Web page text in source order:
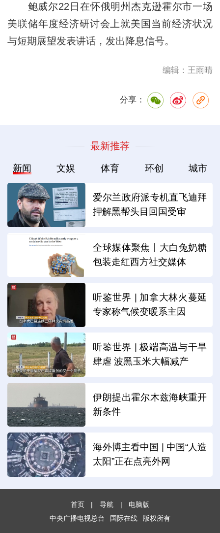
鲍威尔22日在怀俄明州杰克逊霍尔市一场
美联储年度经济研讨会上就美国当前经济状况
与短期展望发表讲话，发出降息信号。
编辑：王雨晴
分享：
最新推荐
新闻 文娱 体育 环创 城市
爱尔兰政府派专机直飞迪拜
押解黑帮头目回国受审
全球媒体聚焦丨大白兔奶糖
包装走红西方社交媒体
听鉴世界 | 加拿大林火蔓延
专家称气候变暖系主因
听鉴世界 | 极端高温与干旱
肆虐 波黑玉米大幅减产
伊朗提出霍尔木兹海峡重开
新条件
海外博主看中国 | 中国“人造
太阳”正在点亮外网
首页 | 导航 |
电脑版
中央广播电视总台
国际在线 版权所有